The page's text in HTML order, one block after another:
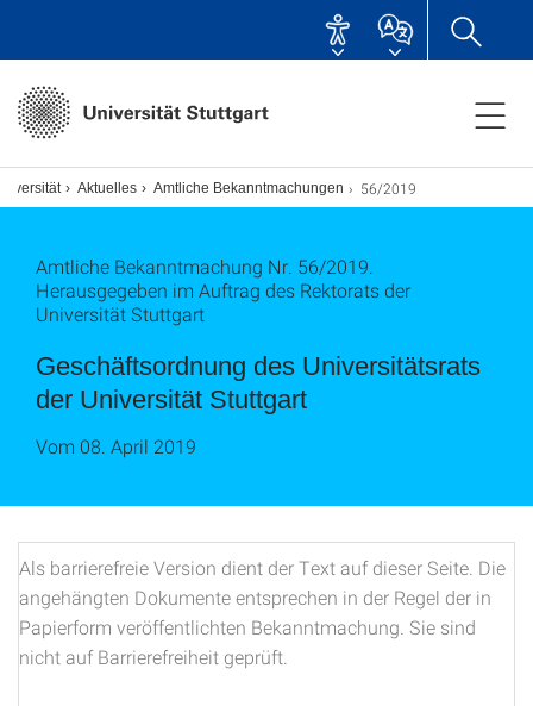
Aktuelles Amtliche Bekanntmachungen 56/2019
Amtliche Bekanntmachung Nr. 56/2019.
Herausgegeben im Auftrag des Rektorats der
Universität Stuttgart
Geschäftsordnung des Universitätsrats
der Universität Stuttgart
Vom 08. April 2019
Als barrierefreie Version dient der Text auf dieser Seite. Die
angehängten Dokumente entsprechen in der Regel der in
Papierform veröffentlichten Bekanntmachung. Sie sind
nicht auf Barrierefreiheit geprüft.